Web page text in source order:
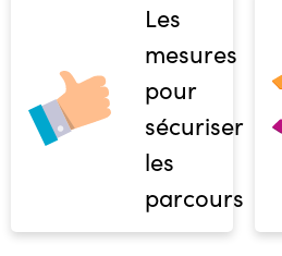
Les
mesures
pour
sécuriser
les
parcours